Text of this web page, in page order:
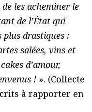
les acheminer le
de l’État qui
plus drastiques :
salées, vins et
d’amour,
! ». (Collecte
à rapporter en